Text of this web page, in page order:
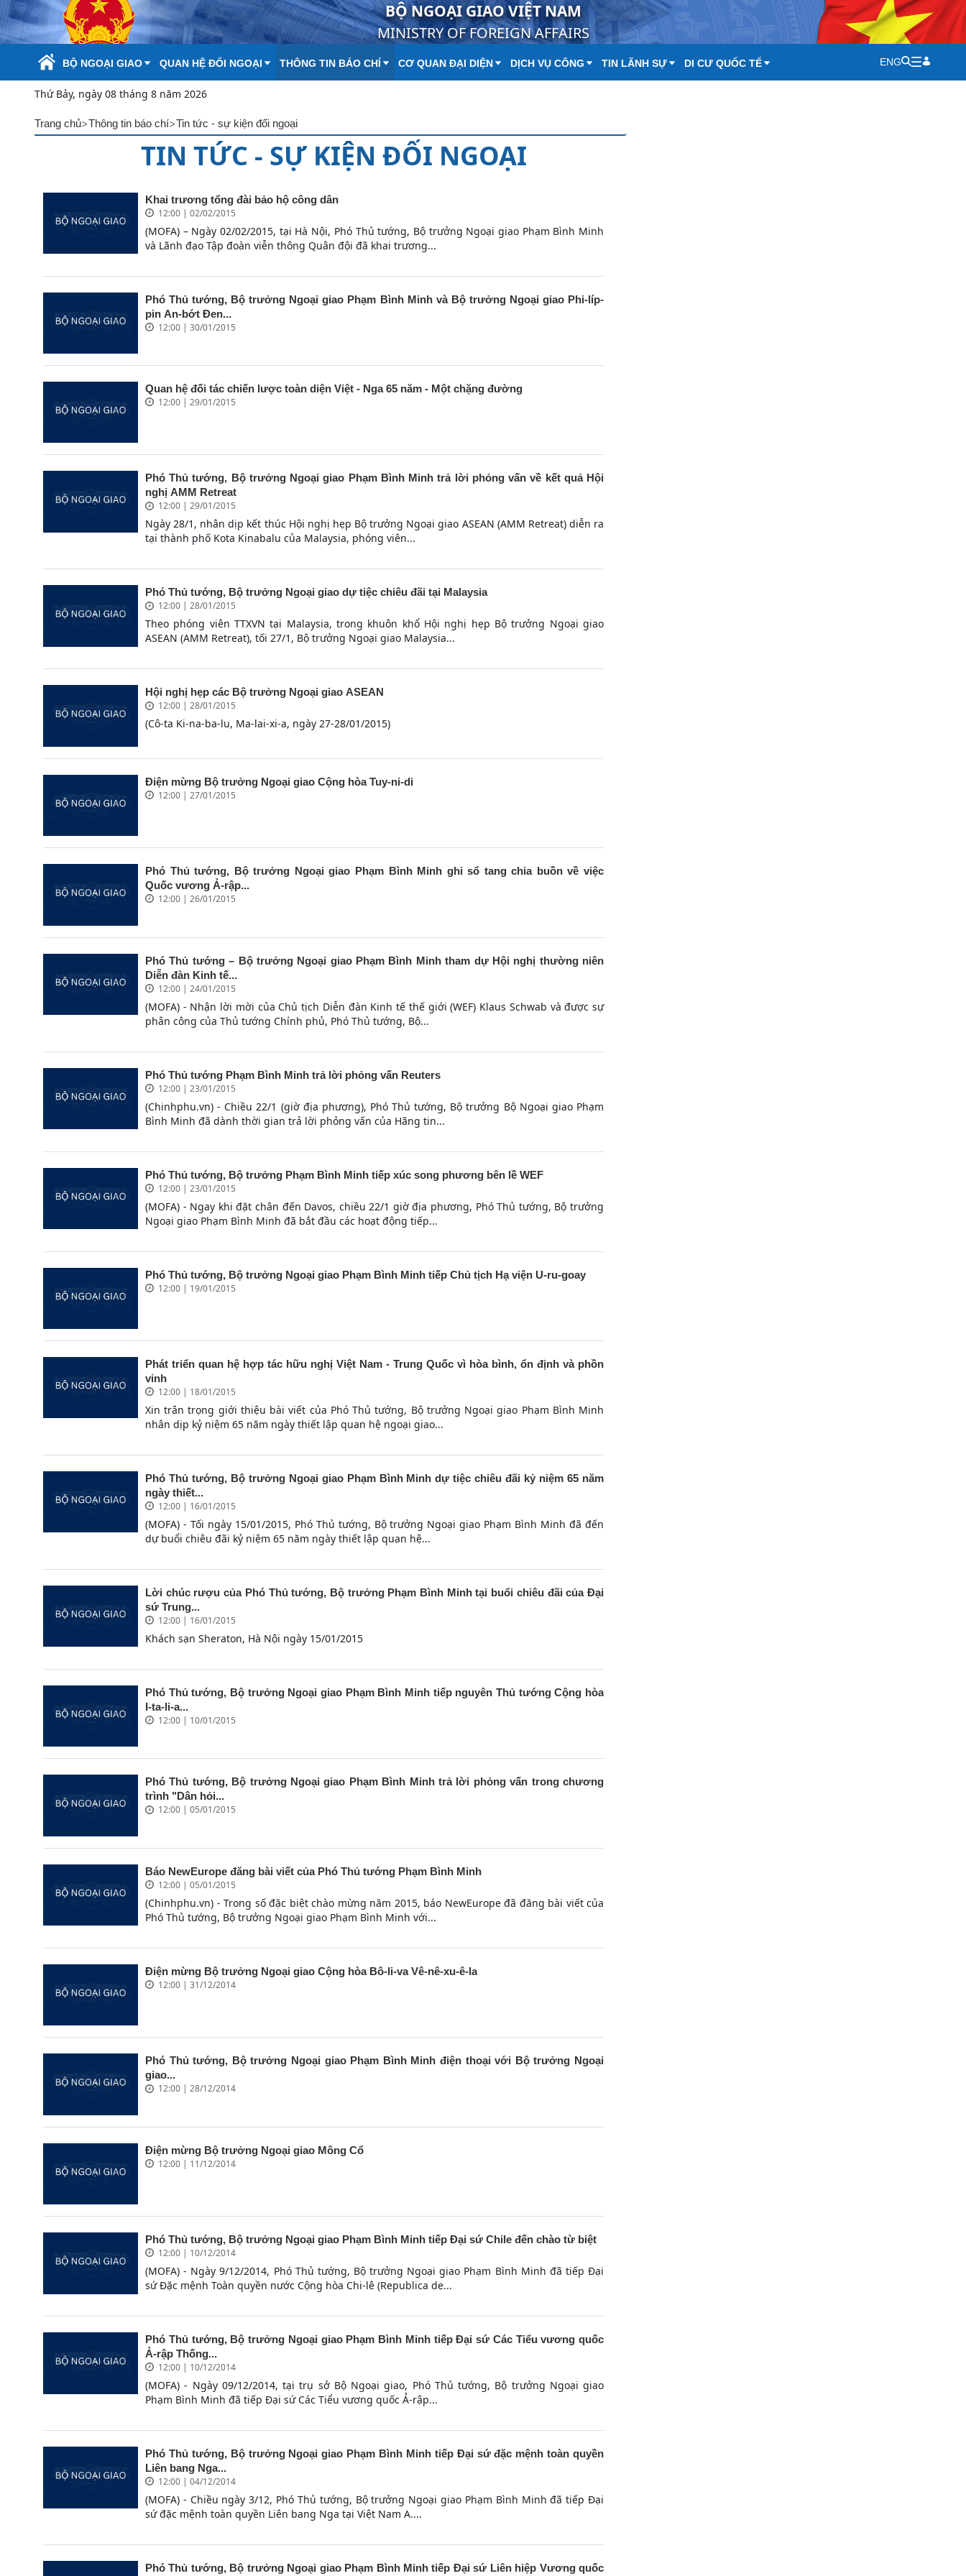
Skip to Main Content BỘ NGOẠI GIAO VIỆT NAM
MINISTRY OF FOREIGN AFFAIRS
BỘ NGOẠI GIAO QUAN HỆ ĐỐI NGOẠI THÔNG TIN BÁO CHÍ CƠ QUAN ĐẠI DIỆN DỊCH VỤ CÔNG TIN LÃNH SỰ DI CƯ QUỐC TẾ ENG
Thứ Bảy, ngày 08 tháng 8 năm 2026
Trang chủ>Thông tin báo chí>Tin tức - sự kiện đối ngoại
TIN TỨC - SỰ KIỆN ĐỐI NGOẠI
Khai trương tổng đài bảo hộ công dân
12:00 | 02/02/2015
(MOFA) – Ngày 02/02/2015, tại Hà Nội, Phó Thủ tướng, Bộ trưởng Ngoại giao Phạm Bình Minh
và Lãnh đạo Tập đoàn viễn thông Quân đội đã khai trương...
Phó Thủ tướng, Bộ trưởng Ngoại giao Phạm Bình Minh và Bộ trưởng Ngoại giao Phi-líp-
pin An-bớt Đen...
12:00 | 30/01/2015
Quan hệ đối tác chiến lược toàn diện Việt - Nga 65 năm - Một chặng đường
12:00 | 29/01/2015
Phó Thủ tướng, Bộ trưởng Ngoại giao Phạm Bình Minh trả lời phỏng vấn về kết quả Hội
nghị AMM Retreat
12:00 | 29/01/2015
Ngày 28/1, nhân dịp kết thúc Hội nghị hẹp Bộ trưởng Ngoại giao ASEAN (AMM Retreat) diễn ra
tại thành phố Kota Kinabalu của Malaysia, phóng viên...
Phó Thủ tướng, Bộ trưởng Ngoại giao dự tiệc chiêu đãi tại Malaysia
12:00 | 28/01/2015
Theo phóng viên TTXVN tại Malaysia, trong khuôn khổ Hội nghị hẹp Bộ trưởng Ngoại giao
ASEAN (AMM Retreat), tối 27/1, Bộ trưởng Ngoại giao Malaysia...
Hội nghị hẹp các Bộ trưởng Ngoại giao ASEAN
12:00 | 28/01/2015
(Cô-ta Ki-na-ba-lu, Ma-lai-xi-a, ngày 27-28/01/2015)
Điện mừng Bộ trưởng Ngoại giao Cộng hòa Tuy-ni-di
12:00 | 27/01/2015
Phó Thủ tướng, Bộ trưởng Ngoại giao Phạm Bình Minh ghi sổ tang chia buồn về việc
Quốc vương Ả-rập...
12:00 | 26/01/2015
Phó Thủ tướng – Bộ trưởng Ngoại giao Phạm Bình Minh tham dự Hội nghị thường niên
Diễn đàn Kinh tế...
12:00 | 24/01/2015
(MOFA) - Nhận lời mời của Chủ tịch Diễn đàn Kinh tế thế giới (WEF) Klaus Schwab và được sự
phân công của Thủ tướng Chính phủ, Phó Thủ tướng, Bộ...
Phó Thủ tướng Phạm Bình Minh trả lời phỏng vấn Reuters
12:00 | 23/01/2015
(Chinhphu.vn) - Chiều 22/1 (giờ địa phương), Phó Thủ tướng, Bộ trưởng Bộ Ngoại giao Phạm
Bình Minh đã dành thời gian trả lời phỏng vấn của Hãng tin...
Phó Thủ tướng, Bộ trưởng Phạm Bình Minh tiếp xúc song phương bên lề WEF
12:00 | 23/01/2015
(MOFA) - Ngay khi đặt chân đến Davos, chiều 22/1 giờ địa phương, Phó Thủ tướng, Bộ trưởng
Ngoại giao Phạm Bình Minh đã bắt đầu các hoạt động tiếp...
Phó Thủ tướng, Bộ trưởng Ngoại giao Phạm Bình Minh tiếp Chủ tịch Hạ viện U-ru-goay
12:00 | 19/01/2015
Phát triển quan hệ hợp tác hữu nghị Việt Nam - Trung Quốc vì hòa bình, ổn định và phồn
vinh
12:00 | 18/01/2015
Xin trân trọng giới thiệu bài viết của Phó Thủ tướng, Bộ trưởng Ngoại giao Phạm Bình Minh
nhân dịp kỷ niệm 65 năm ngày thiết lập quan hệ ngoại giao...
Phó Thủ tướng, Bộ trưởng Ngoại giao Phạm Bình Minh dự tiệc chiêu đãi kỷ niệm 65 năm
ngày thiết...
12:00 | 16/01/2015
(MOFA) - Tối ngày 15/01/2015, Phó Thủ tướng, Bộ trưởng Ngoại giao Phạm Bình Minh đã đến
dự buổi chiêu đãi kỷ niệm 65 năm ngày thiết lập quan hệ...
Lời chúc rượu của Phó Thủ tướng, Bộ trưởng Phạm Bình Minh tại buổi chiêu đãi của Đại
sứ Trung...
12:00 | 16/01/2015
Khách sạn Sheraton, Hà Nội ngày 15/01/2015
Phó Thủ tướng, Bộ trưởng Ngoại giao Phạm Bình Minh tiếp nguyên Thủ tướng Cộng hòa
I-ta-li-a...
12:00 | 10/01/2015
Phó Thủ tướng, Bộ trưởng Ngoại giao Phạm Bình Minh trả lời phỏng vấn trong chương
trình "Dân hỏi...
12:00 | 05/01/2015
Báo NewEurope đăng bài viết của Phó Thủ tướng Phạm Bình Minh
12:00 | 05/01/2015
(Chinhphu.vn) - Trong số đặc biệt chào mừng năm 2015, báo NewEurope đã đăng bài viết của
Phó Thủ tướng, Bộ trưởng Ngoại giao Phạm Bình Minh với...
Điện mừng Bộ trưởng Ngoại giao Cộng hòa Bô-li-va Vê-nê-xu-ê-la
12:00 | 31/12/2014
Phó Thủ tướng, Bộ trưởng Ngoại giao Phạm Bình Minh điện thoại với Bộ trưởng Ngoại
giao...
12:00 | 28/12/2014
Điện mừng Bộ trưởng Ngoại giao Mông Cổ
12:00 | 11/12/2014
Phó Thủ tướng, Bộ trưởng Ngoại giao Phạm Bình Minh tiếp Đại sứ Chile đến chào từ biệt
12:00 | 10/12/2014
(MOFA) - Ngày 9/12/2014, Phó Thủ tướng, Bộ trưởng Ngoại giao Phạm Bình Minh đã tiếp Đại
sứ Đặc mệnh Toàn quyền nước Cộng hòa Chi-lê (Republica de...
Phó Thủ tướng, Bộ trưởng Ngoại giao Phạm Bình Minh tiếp Đại sứ Các Tiểu vương quốc
Ả-rập Thống...
12:00 | 10/12/2014
(MOFA) - Ngày 09/12/2014, tại trụ sở Bộ Ngoại giao, Phó Thủ tướng, Bộ trưởng Ngoại giao
Phạm Bình Minh đã tiếp Đại sứ Các Tiểu vương quốc Ả-rập...
Phó Thủ tướng, Bộ trưởng Ngoại giao Phạm Bình Minh tiếp Đại sứ đặc mệnh toàn quyền
Liên bang Nga...
12:00 | 04/12/2014
(MOFA) - Chiều ngày 3/12, Phó Thủ tướng, Bộ trưởng Ngoại giao Phạm Bình Minh đã tiếp Đại
sứ đặc mệnh toàn quyền Liên bang Nga tại Việt Nam A....
Phó Thủ tướng, Bộ trưởng Ngoại giao Phạm Bình Minh tiếp Đại sứ Liên hiệp Vương quốc